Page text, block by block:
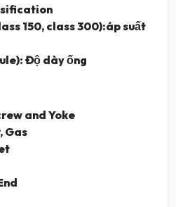
150, class 300):áp suất
Độ dày ống
and Yoke
Gas